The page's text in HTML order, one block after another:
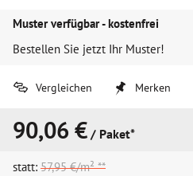
Muster verfügbar - kostenfrei
Bestellen Sie jetzt Ihr Muster!
Vergleichen Merken
90,06 € / Paket*
statt: 57,95 €/m² **